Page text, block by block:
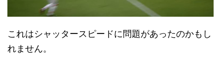
これはシャッタースピードに問題があったのかもし
れません。